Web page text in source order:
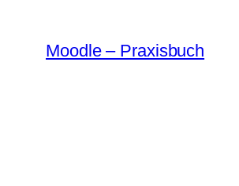
Inhalt
springen
Moodle – Praxisbuch